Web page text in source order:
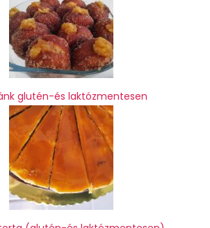
glutén-és laktózmentesen